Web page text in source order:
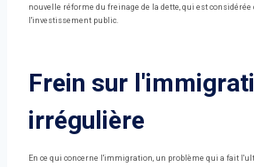
nouvelle réforme du freinage de la dette, qui est
l'investissement public.
Frein sur
irrégulière
En ce qui concerne l'immigration, un problème qui a fait